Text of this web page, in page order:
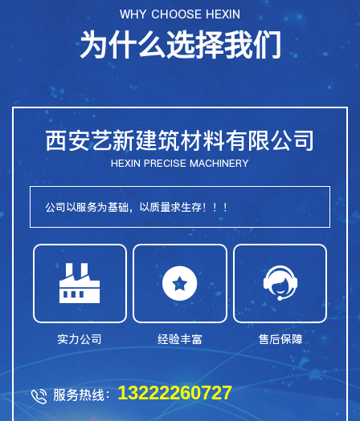
WHY CHOOSE HEXIN
为什么选择我们
西安艺新建筑材料有限公司
HEXIN PRECISE MACHINERY
公司以服务为基础，以质量求生存！！！

实力公司

经验丰富

售后保障
 服务热线： 13222260727